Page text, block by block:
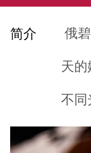
简介 俄
天
不同